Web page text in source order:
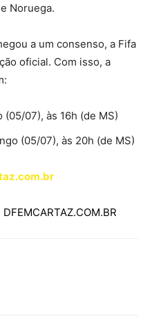
Noruega.
a um consenso, a Fifa
oficial. Com isso, a
(05/07), às 16h (de MS)
(05/07), às 20h (de MS)